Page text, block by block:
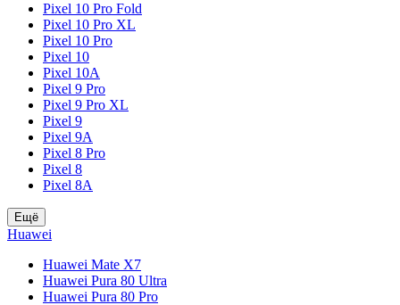
Pixel 10 Pro Fold
Pixel 10 Pro XL
Pixel 10 Pro
Pixel 10
Pixel 10A
Pixel 9 Pro
Pixel 9 Pro XL
Pixel 9
Pixel 9A
Pixel 8 Pro
Pixel 8
Pixel 8A
Ещё
Huawei
Huawei Mate X7
Huawei Pura 80 Ultra
Huawei Pura 80 Pro